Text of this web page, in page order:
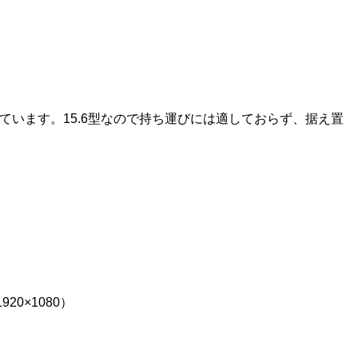
います。15.6型なので持ち運びには適しておらず、据え置
）